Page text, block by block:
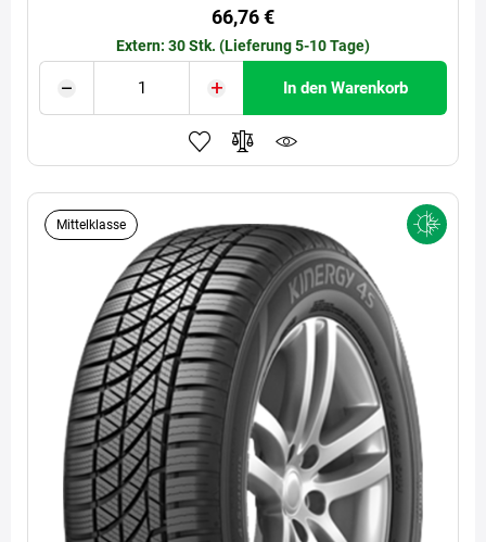
66,76 €
Extern: 30 Stk. (Lieferung 5-10 Tage)
In den Warenkorb
Mittelklasse